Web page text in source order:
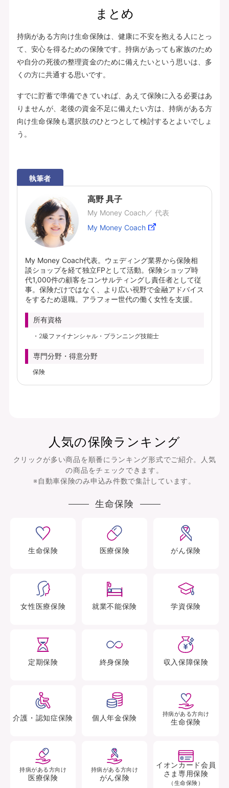
まとめ
持病がある方向け生命保険は、健康に不安を抱える人にとっ
て、安心を得るための保険です。持病があっても家族のため
や自分の死後の整理資金のために備えたいという思いは、多
くの方に共通する思いです。
すでに貯蓄で準備できていれば、あえて保険に入る必要はあ
りませんが、老後の資金不足に備えたい方は、持病がある方
向け生命保険も選択肢のひとつとして検討するとよいでしょ
う。
執筆者
高野 具子
My Money Coach／ 代表
My Money Coach
My Money Coach代表。ウェディング業界から保険相
談ショップを経て独立FPとして活動。保険ショップ時
代1,000件の顧客をコンサルティングし責任者として従
事。保険だけではなく、より広い視野で金融アドバイス
をするため退職。アラフォー世代の働く女性を支援。
所有資格
2級ファイナンシャル・プランニング技能士
専門分野・得意分野
保険
人気の保険ランキング
クリックが多い商品を順番にランキング形式でご紹介。人気
の商品をチェックできます。
※自動車保険のみ申込み件数で集計しています。
生命保険
生命保険 医療保険 がん保険
女性医療保険 就業不能保険 学資保険
定期保険 終身保険 収入保障保険
介護・認知症保険 個人年金保険 持病がある方向け
生命保険
持病がある方向け
医療保険
持病がある方向け
がん保険
イオンカード会員
さま専用保険
（生命保険）